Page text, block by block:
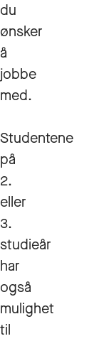
du
ønsker
å
jobbe
med.
Studentene
på
2.
eller
3.
studieår
har
også
mulighet
til